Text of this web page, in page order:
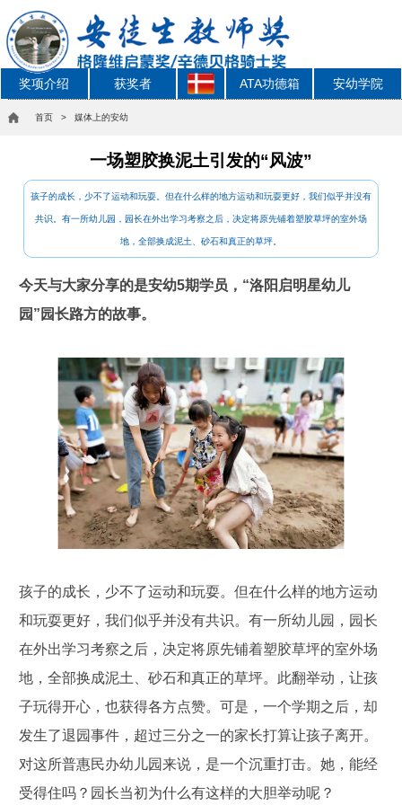
奖项介绍 获奖者 ATA功德箱 安幼学院
首页> 媒体上的安幼
一场塑胶换泥土引发的“风波”
孩子的成长，少不了运动和玩耍。但在什么样的地方运动和玩耍更好，我们似乎并没有
共识。有一所幼儿园，园长在外出学习考察之后，决定将原先铺着塑胶草坪的室外场
地，全部换成泥土、砂石和真正的草坪。
今天与大家分享的是安幼5期学员，“洛阳启明星幼儿
园”园长路方的故事。
孩子的成长，少不了运动和玩耍。但在什么样的地方运动
和玩耍更好，我们似乎并没有共识。有一所幼儿园，园长
在外出学习考察之后，决定将原先铺着塑胶草坪的室外场
地，全部换成泥土、砂石和真正的草坪。此翻举动，让孩
子玩得开心，也获得各方点赞。可是，一个学期之后，却
发生了退园事件，超过三分之一的家长打算让孩子离开。
对这所普惠民办幼儿园来说，是一个沉重打击。她，能经
受得住吗？园长当初为什么有这样的大胆举动呢？